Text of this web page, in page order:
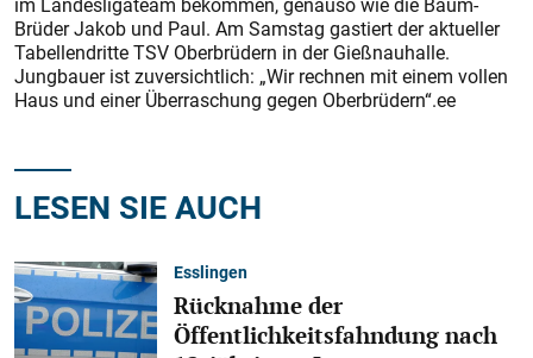
Brüder Jakob und Paul. Am Samstag gastiert der aktueller
Tabellendritte TSV Oberbrüdern in der Gießnauhalle.
Jungbauer ist zuversichtlich: „Wir rechnen mit einem vollen
Haus und einer Überraschung gegen Oberbrüdern“.ee
LESEN SIE AUCH
Esslingen
Rücknahme der
Öffentlichkeitsfahndung nach